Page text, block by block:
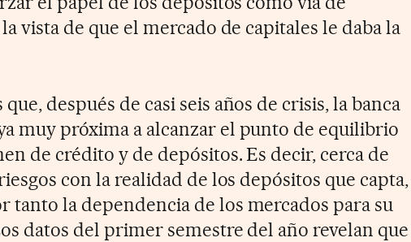
vista de que el mercado de capitales le daba la
después de casi seis años de crisis, la banca
muy próxima a alcanzar el punto de equilibrio
de crédito y de depósitos. Es decir, cerca de
con la realidad de los depósitos que capta,
tanto la dependencia de los mercados para su
datos del primer semestre del año revelan que